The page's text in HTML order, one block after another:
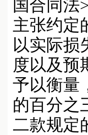
国合同法
主张约定
以实际损
度以及预
予以衡量
的百分之
二款规定